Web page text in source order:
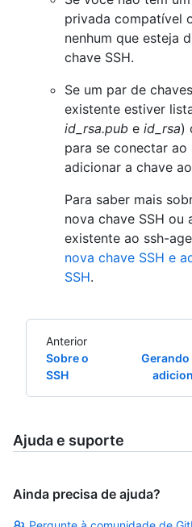
privada compatível
nenhum que esteja
chave SSH.
Se um par de
existente estiver
id_rsa.pub e id_rsa)
para se conectar
adicionar a chave
Para saber mais
nova chave SSH ou
existente ao ssh-
nova chave SSH e
SSH.
Anterior
Sobre o
SSH
Gerando
Ajuda e suporte
Ainda precisa de ajuda?